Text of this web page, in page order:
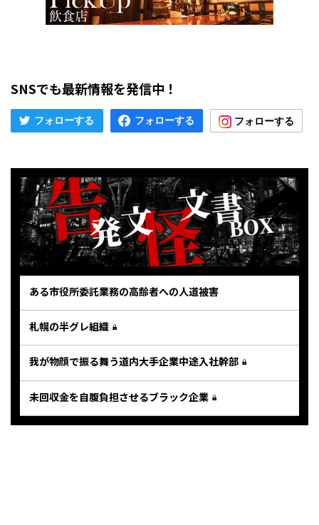
SNSでも最新情報を発信中！
ある市役所委託業務の高齢者への人道被害
札幌の半グレ組織
我が物顔で振る舞う道内大手企業中途入社幹部
未回収金を自腹負担させるブラック企業